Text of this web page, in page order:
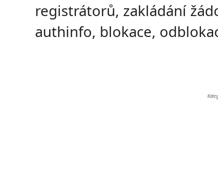
registrátorů, zakládání
authinfo, blokace,